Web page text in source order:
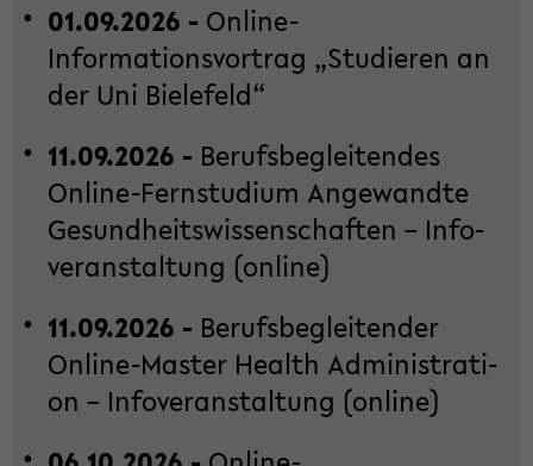
01.09.2026 - Online-​
Informationsvortrag „Stu­die­ren an
der Uni Bie­le­feld“
11.09.2026 - Be­rufs­be­glei­ten­des
Online-​Fernstudium An­ge­wand­te
Ge­sund­heits­wis­sen­schaf­ten – In­fo­
ver­an­stal­tung (on­line)
11.09.2026 - Be­rufs­be­glei­ten­der
Online-​Master Health Ad­mi­nis­tra­ti­
on – In­fo­ver­an­stal­tung (on­line)